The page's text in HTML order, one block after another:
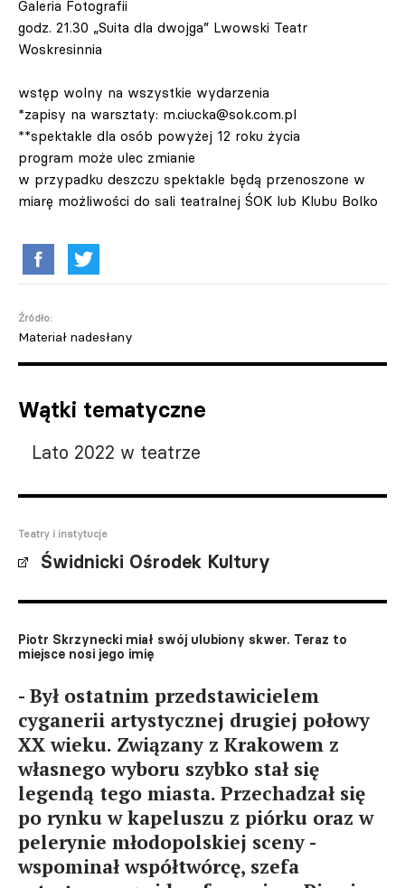
Galeria Fotografii
godz. 21.30 „Suita dla dwojga” Lwowski Teatr
Woskresinnia
wstęp wolny na wszystkie wydarzenia
*zapisy na warsztaty: m.ciucka@sok.com.pl
**spektakle dla osób powyżej 12 roku życia
program może ulec zmianie
w przypadku deszczu spektakle będą przenoszone w
miarę możliwości do sali teatralnej ŚOK lub Klubu Bolko
Źródło:
Materiał nadesłany
Wątki tematyczne
Lato 2022 w teatrze
Teatry i instytucje
Świdnicki Ośrodek Kultury
Piotr Skrzynecki miał swój ulubiony skwer. Teraz to
miejsce nosi jego imię
- Był ostatnim przedstawicielem
cyganerii artystycznej drugiej połowy
XX wieku. Związany z Krakowem z
własnego wyboru szybko stał się
legendą tego miasta. Przechadzał się
po rynku w kapeluszu z piórku oraz w
pelerynie młodopolskiej sceny -
wspominał współtwórcę, szefa